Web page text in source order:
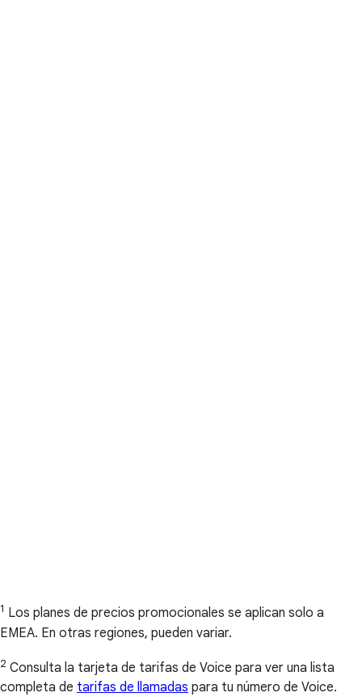
1 Los planes de precios promocionales se aplican solo a
EMEA. En otras regiones, pueden variar.
2 Consulta la tarjeta de tarifas de Voice para ver una lista
completa de tarifas de llamadas para tu número de Voice.